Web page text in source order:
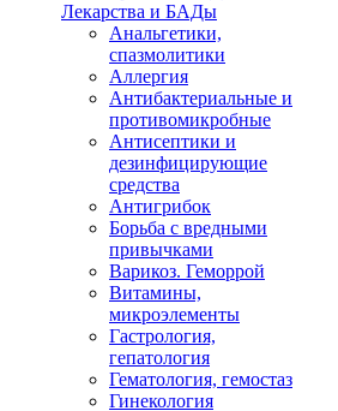
Лекарства и БАДы
Анальгетики,
спазмолитики
Аллергия
Антибактериальные и
противомикробные
Антисептики и
дезинфицирующие
средства
Антигрибок
Борьба с вредными
привычками
Варикоз. Геморрой
Витамины,
микроэлементы
Гастрология,
гепатология
Гематология, гемостаз
Гинекология